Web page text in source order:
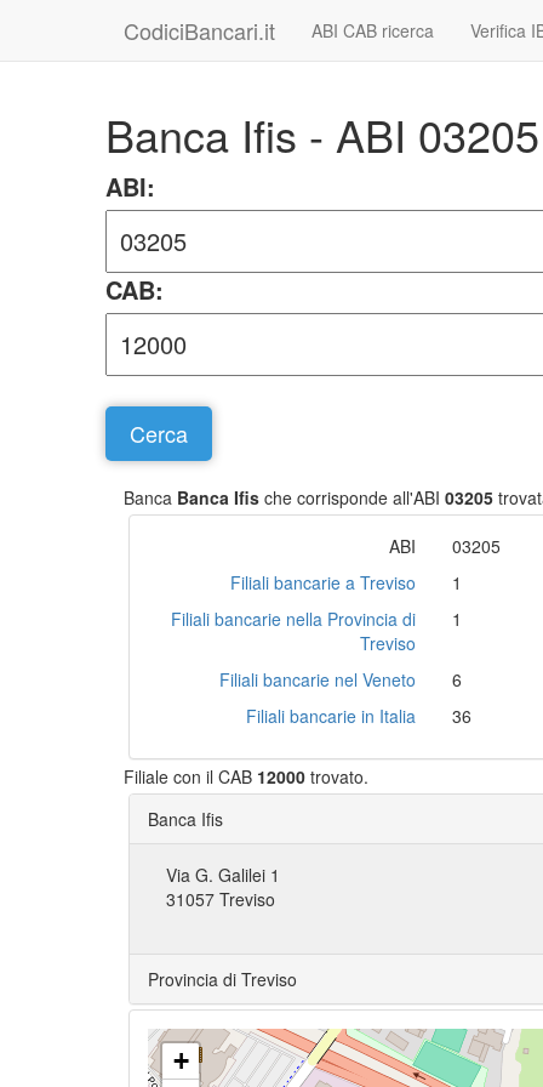
CodiciBancari.it ABI CAB ricerca Verifica
Banca Ifis - ABI
ABI:
CAB:
Banca Banca Ifis che corrisponde all'ABI 03205
ABI
03205
Filiali bancarie a Treviso
1
Filiali bancarie nella Provincia di
Treviso
1
Filiali bancarie nel Veneto
6
Filiali bancarie in Italia
36
Filiale con il CAB 12000 trovato.
Banca Ifis
Via G. Galilei 1
31057 Treviso
Provincia di Treviso
+